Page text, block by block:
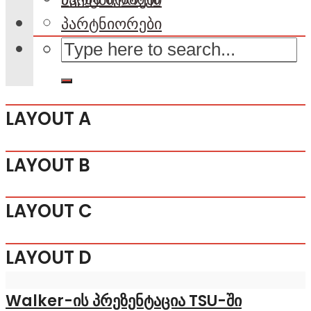
პარტნიორები
LAYOUT A
LAYOUT B
LAYOUT C
LAYOUT D
Walker-ის პრეზენტაცია TSU-ში